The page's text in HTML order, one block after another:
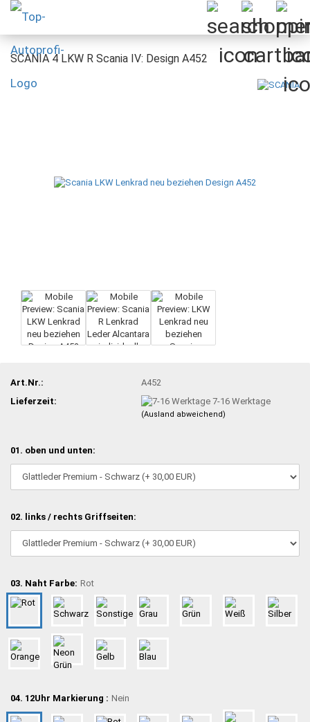
SCANIA 4 LKW R Scania IV: Design A452
Art.Nr.:
A452
Lieferzeit:
7-16 Werktage
(Ausland abweichend)
01. oben und unten:
02. links / rechts Griffseiten:
03. Naht Farbe: Rot
04. 12Uhr Markierung : Nein